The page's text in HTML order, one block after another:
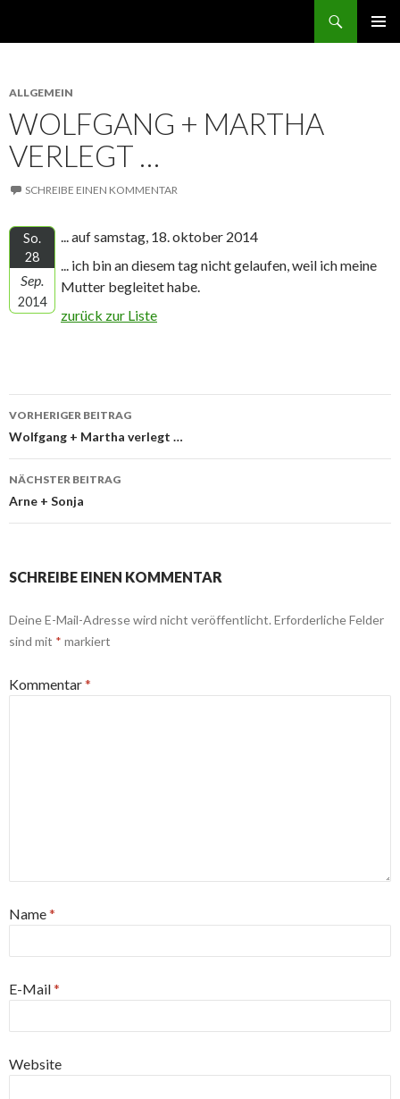
ALLGEMEIN
WOLFGANG + MARTHA
VERLEGT …
SCHREIBE EINEN KOMMENTAR
So.
28
Sep.
2014
... auf samstag, 18. oktober 2014
... ich bin an diesem tag nicht gelaufen, weil ich meine
Mutter begleitet habe.
zurück zur Liste
Beitrags-
Navigation
VORHERIGER BEITRAG
Wolfgang + Martha verlegt …
NÄCHSTER BEITRAG
Arne + Sonja
SCHREIBE EINEN KOMMENTAR
Deine E-Mail-Adresse wird nicht veröffentlicht. Erforderliche Felder
sind mit * markiert
Kommentar*
Name*
E-Mail*
Website